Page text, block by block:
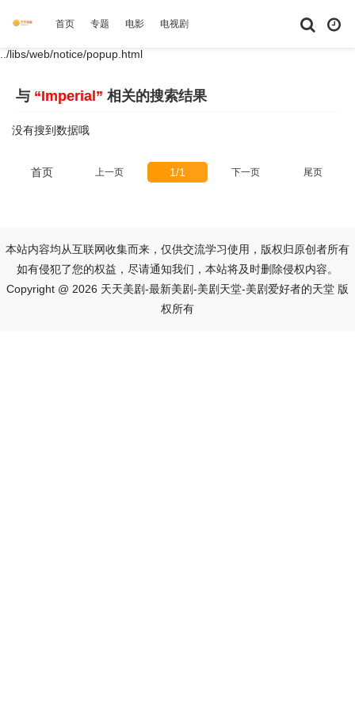
首页 专题 电影 电视剧 短剧大全 体育
../libs/web/notice/popup.html
与 “Imperial” 相关的搜索结果
没有搜到数据哦
首页 上一页 1/1 下一页 尾页
本站内容均从互联网收集而来，仅供交流学习使用，版权归原创者所有
如有侵犯了您的权益，尽请通知我们，本站将及时删除侵权内容。
Copyright @ 2026 天天美剧-最新美剧-美剧天堂-美剧爱好者的天堂 版
权所有